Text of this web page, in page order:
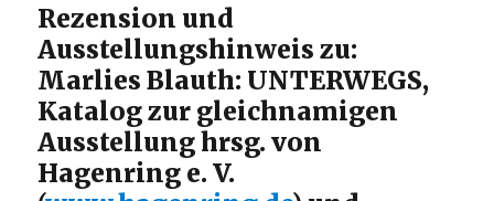
Werl
Rezension und
Ausstellungshinweis zu:
Marlies Blauth: UNTERWEGS,
Katalog zur gleichnamigen
Ausstellung hrsg. von
Hagenring e. V.